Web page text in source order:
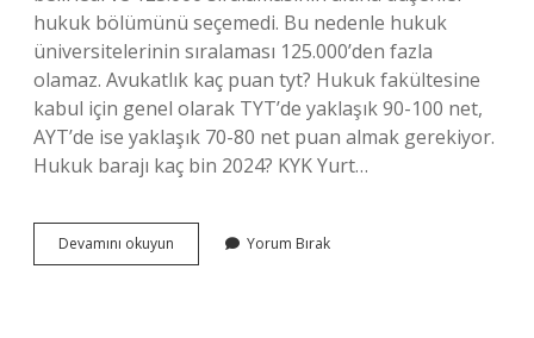
hukuk bölümünü seçemedi. Bu nedenle hukuk
üniversitelerinin sıralaması 125.000’den fazla
olamaz. Avukatlık kaç puan tyt? Hukuk fakültesine
kabul için genel olarak TYT’de yaklaşık 90-100 net,
AYT’de ise yaklaşık 70-80 net puan almak gerekiyor.
Hukuk barajı kaç bin 2024? KYK Yurt…
Devamını okuyun
Kaç
Yorum Bırak